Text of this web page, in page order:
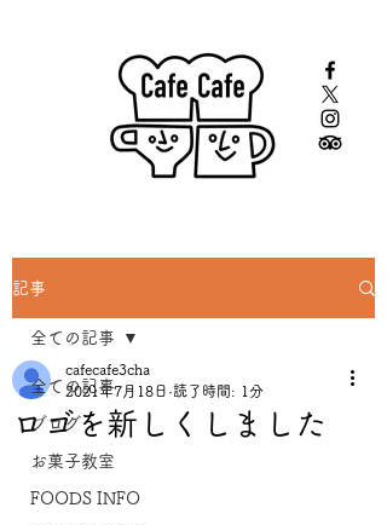
記事
全ての記事
ブログ
お菓子教室
FOODS INFO
全ての記事
ロゴを新しくしました
cafecafe3cha
2021年7月18日 読了時間: 1分